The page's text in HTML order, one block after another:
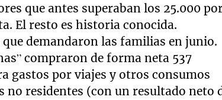
que antes superaban los 25.000
El resto es historia conocida.
que demandaron las familias en junio.
compraron de forma neta 537
gastos por viajes y otros consumos
no residentes (con un resultado neto